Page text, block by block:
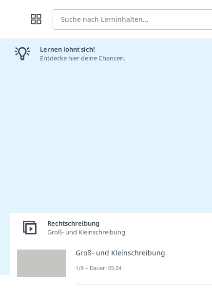
Suche
Lernen lohnt sich!
Entdecke hier deine Chancen.
Rechtschreibung
Groß- und Kleinschreibung
Groß- und Kleinschreibung
1/8 – Dauer: 05:24